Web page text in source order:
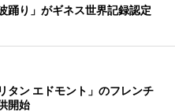
踊り」がギネス世界記録認定
タン エドモント」のフレンチ
開始